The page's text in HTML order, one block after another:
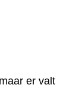
er valt